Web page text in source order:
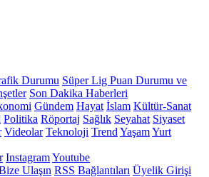
Durumu Süper Lig Puan Durumu ve
Son Dakika Haberleri
Gündem Hayat İslam Kültür-Sanat
Politika Röportaj Sağlık Seyahat Siyaset
Videolar Teknoloji Trend YaşamYurt
InstagramYoutube
Ulaşın RSS Bağlantıları Üyelik Girişi